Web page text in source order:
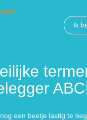
Ik
een beetje lastig te